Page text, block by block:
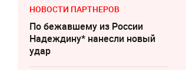
НОВОСТИ ПАРТНЕРОВ
По бежавшему из России
Надеждину* нанесли новый
удар